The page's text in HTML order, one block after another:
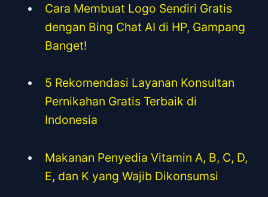
Cara Membuat Logo Sendiri Gratis
dengan Bing Chat AI di HP, Gampang
Banget!
5 Rekomendasi Layanan Konsultan
Pernikahan Gratis Terbaik di
Indonesia
Makanan Penyedia Vitamin A, B, C, D,
E, dan K yang Wajib Dikonsumsi